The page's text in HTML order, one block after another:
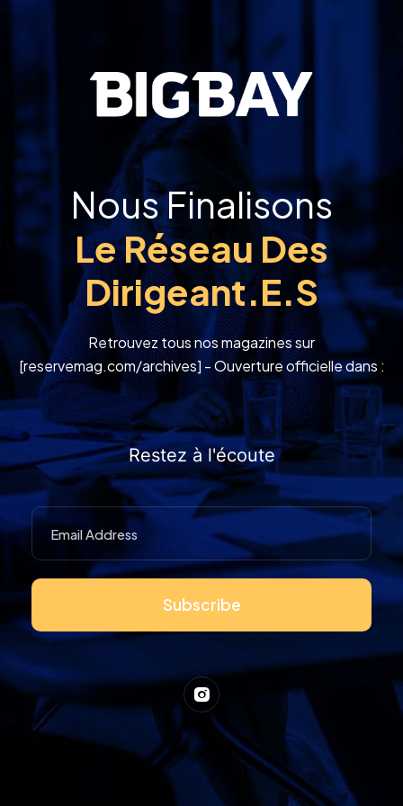
Nous Finalisons
Le Réseau Des
Dirigeant.e.s
Retrouvez tous nos magazines sur
[reservemag.com/archives] - Ouverture officielle dans :
Restez à l'écoute
Subscribe